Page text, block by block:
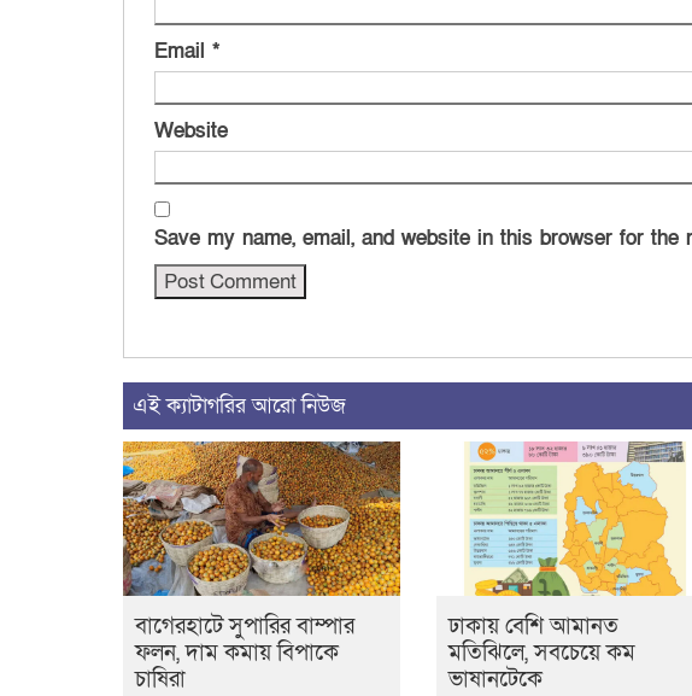
Email *
Website
Save my name, email, and website in this browser for the
এই ক্যাটাগরির আরো নিউজ
বাগেরহাটে সুপারির বাম্পার
ফলন, দাম কমায় বিপাকে
চাষিরা
ঢাকায় বেশি আমানত
মতিঝিলে, সবচেয়ে কম
ভাষানটেকে